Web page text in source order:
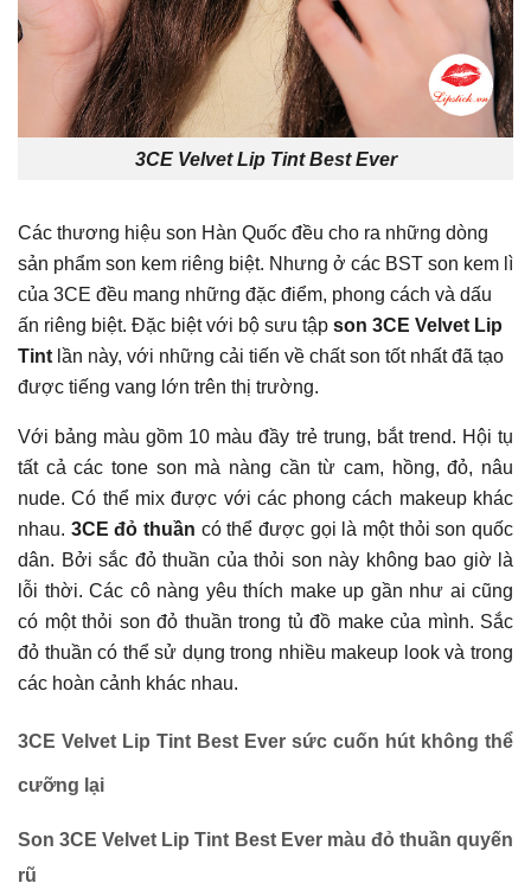
3CE Velvet Lip Tint Best Ever
Các thương hiệu son Hàn Quốc đều cho ra những dòng
sản phẩm son kem riêng biệt. Nhưng ở các BST son kem lì
của 3CE đều mang những đặc điểm, phong cách và dấu
ấn riêng biệt. Đặc biệt với bộ sưu tập son 3CE Velvet Lip
Tint lần này, với những cải tiến về chất son tốt nhất đã tạo
được tiếng vang lớn trên thị trường.
Với bảng màu gồm 10 màu đầy trẻ trung, bắt trend. Hội tụ
tất cả các tone son mà nàng cần từ cam, hồng, đỏ, nâu
nude. Có thể mix được với các phong cách makeup khác
nhau. 3CE đỏ thuần có thể được gọi là một thỏi son quốc
dân. Bởi sắc đỏ thuần của thỏi son này không bao giờ là
lỗi thời. Các cô nàng yêu thích make up gần như ai cũng
có một thỏi son đỏ thuần trong tủ đồ make của mình. Sắc
đỏ thuần có thể sử dụng trong nhiều makeup look và trong
các hoàn cảnh khác nhau.
3CE Velvet Lip Tint Best Ever sức cuốn hút không thể
cưỡng lại
Son 3CE Velvet Lip Tint Best Ever màu đỏ thuần quyến
rũ